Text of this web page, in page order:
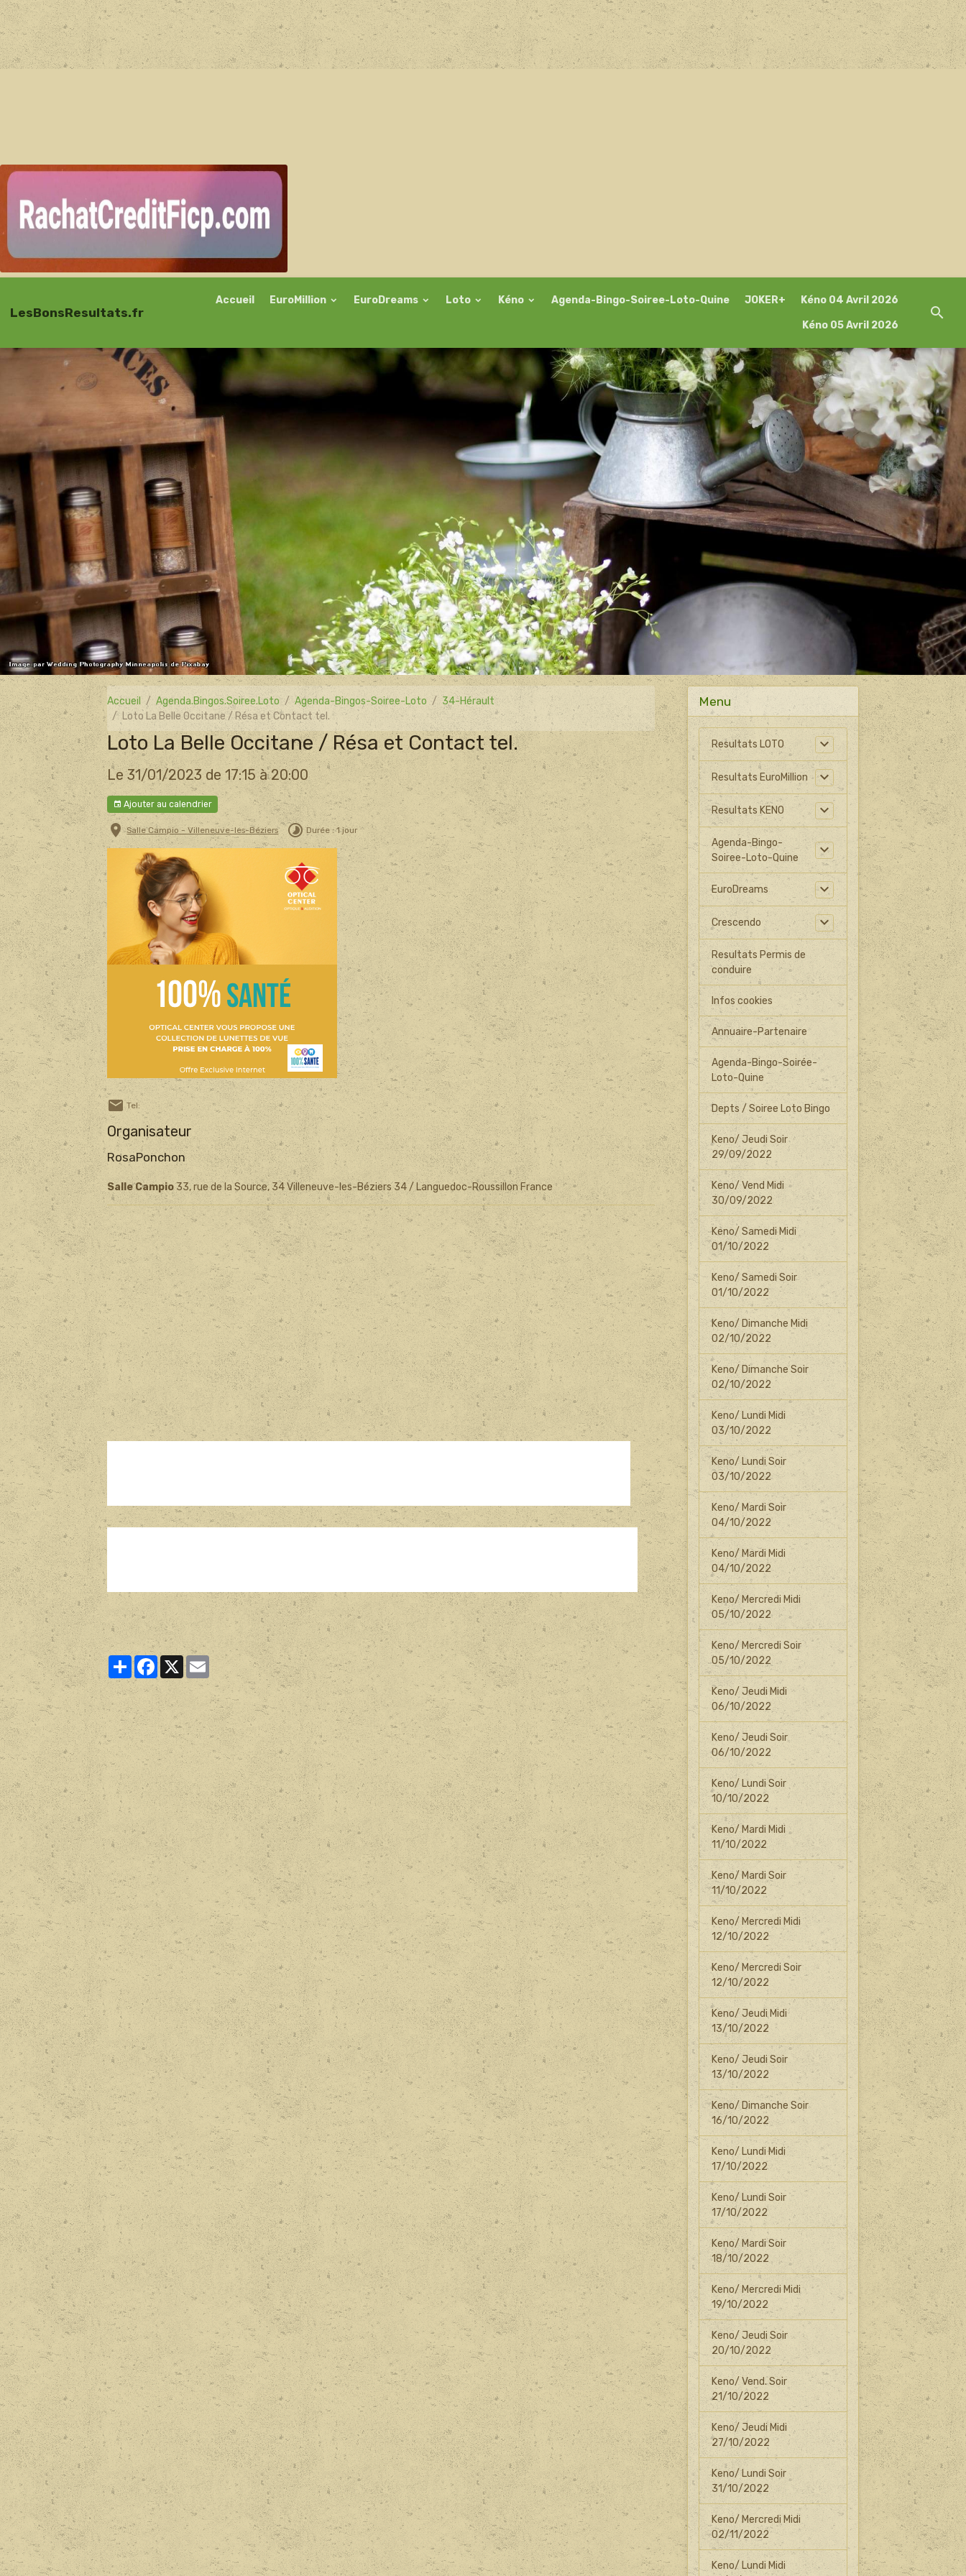
LesBonsResultats.fr
Accueil EuroMillion EuroDreams Loto Kéno Agenda-Bingo-Soiree-Loto-Quine JOKER+ Kéno 04 Avril 2026
Kéno 05 Avril 2026
Accueil Agenda.Bingos.Soiree.Loto Agenda-Bingos-Soiree-Loto
34-Hérault
Loto La Belle Occitane / Résa et Contact tel.
Loto La Belle Occitane / Résa et Contact tel.
Le 31/01/2023 de 17:15 à 20:00
Ajouter au calendrier
Salle Campio - Villeneuve-les-Béziers Durée : 1 jour
Tel:
Organisateur
RosaPonchon
Salle Campio33, rue de la Source, 34 Villeneuve-les-Béziers 34 / Languedoc-Roussillon France
PartagerFacebook
X Email
Menu
Resultats LOTO
Resultats EuroMillion
Resultats KENO
Agenda-Bingo-
Soiree-Loto-Quine
EuroDreams
Crescendo
Resultats Permis de
conduire
Infos cookies
Annuaire-Partenaire
Agenda-Bingo-Soirée-
Loto-Quine
Depts / Soiree Loto Bingo
Keno/ Jeudi Soir
29/09/2022
Keno/ Vend Midi
30/09/2022
Keno/ Samedi Midi
01/10/2022
Keno/ Samedi Soir
01/10/2022
Keno/ Dimanche Midi
02/10/2022
Keno/ Dimanche Soir
02/10/2022
Keno/ Lundi Midi
03/10/2022
Keno/ Lundi Soir
03/10/2022
Keno/ Mardi Soir
04/10/2022
Keno/ Mardi Midi
04/10/2022
Keno/ Mercredi Midi
05/10/2022
Keno/ Mercredi Soir
05/10/2022
Keno/ Jeudi Midi
06/10/2022
Keno/ Jeudi Soir
06/10/2022
Keno/ Lundi Soir
10/10/2022
Keno/ Mardi Midi
11/10/2022
Keno/ Mardi Soir
11/10/2022
Keno/ Mercredi Midi
12/10/2022
Keno/ Mercredi Soir
12/10/2022
Keno/ Jeudi Midi
13/10/2022
Keno/ Jeudi Soir
13/10/2022
Keno/ Dimanche Soir
16/10/2022
Keno/ Lundi Midi
17/10/2022
Keno/ Lundi Soir
17/10/2022
Keno/ Mardi Soir
18/10/2022
Keno/ Mercredi Midi
19/10/2022
Keno/ Jeudi Soir
20/10/2022
Keno/ Vend. Soir
21/10/2022
Keno/ Jeudi Midi
27/10/2022
Keno/ Lundi Soir
31/10/2022
Keno/ Mercredi Midi
02/11/2022
Keno/ Lundi Midi